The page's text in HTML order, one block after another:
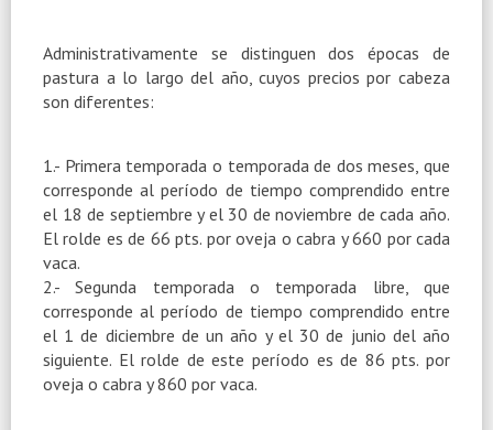
Administrativamente se distinguen dos épocas de
pastura a lo largo del año, cuyos precios por cabeza
son diferentes:
1.- Primera temporada o temporada de dos meses, que
corresponde al período de tiempo comprendido entre
el 18 de septiembre y el 30 de noviembre de cada año.
El rolde es de 66 pts. por oveja o cabra y 660 por cada
vaca.
2.- Segunda temporada o temporada libre, que
corresponde al período de tiempo comprendido entre
el 1 de diciembre de un año y el 30 de junio del año
siguiente. El rolde de este período es de 86 pts. por
oveja o cabra y 860 por vaca.